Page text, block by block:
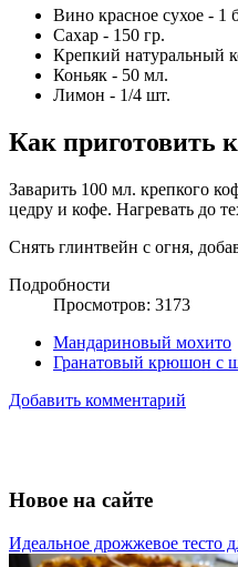
Вино красное сухое - 1
Сахар - 150 гр.
Крепкий натуральный
Коньяк - 50 мл.
Лимон - 1/4 шт.
Как приготовить
Заварить 100 мл. крепкого
цедру и кофе. Нагревать до
Снять глинтвейн с огня,
Подробности
Просмотров: 3173
Мандариновый мохито
Гранатовый крюшон с
Добавить комментарий
Новое на сайте
Идеальное дрожжевое тесто